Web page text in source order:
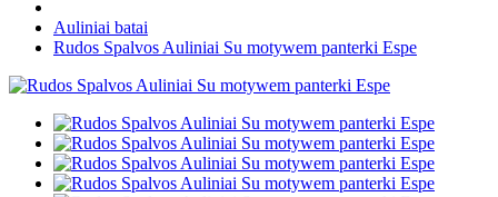
Auliniai batai
Rudos Spalvos Auliniai Su motywem panterki Espe